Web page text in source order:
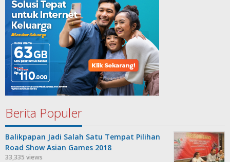
Berita Populer
Balikpapan Jadi Salah Satu Tempat Pilihan
Road Show Asian Games 2018
33,335 views